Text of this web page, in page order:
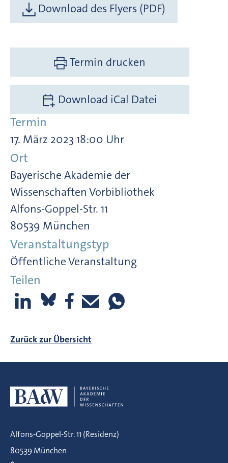
Download des Flyers (PDF)
Termin drucken
Download iCal Datei
Termin
17. März 2023 18:00 Uhr
Ort
Bayerische Akademie der
Wissenschaften Vorbibliothek
Alfons-Goppel-Str. 11
80539 München
Veranstaltungstyp
Öffentliche Veranstaltung
Teilen
Zurück zur Übersicht
Alfons-Goppel-Str. 11 (Residenz)
80539 München